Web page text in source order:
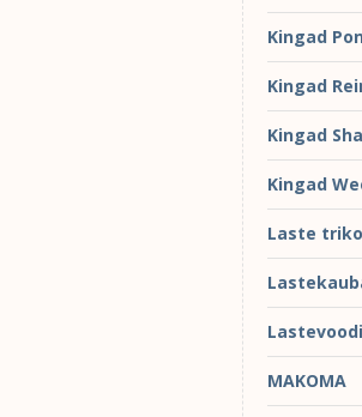
Kingad
Kingad
Kingad
Kingad
Laste
Lastevoodi
MAKOMA